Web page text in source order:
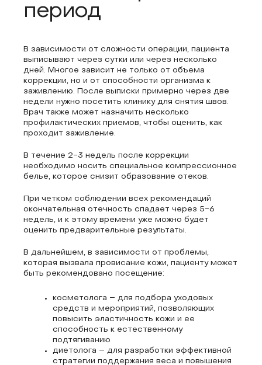
период
В зависимости от сложности операции, пациента
выписывают через сутки или через несколько
дней. Многое зависит не только от объема
коррекции, но и от способности организма к
заживлению. После выписки примерно через две
недели нужно посетить клинику для снятия швов.
Врач также может назначить несколько
профилактических приемов, чтобы оценить, как
проходит заживление.
В течение 2-3 недель после коррекции
необходимо носить специальное компрессионное
белье, которое снизит образование отеков.
При четком соблюдении всех рекомендаций
окончательная отечность спадает через 5-6
недель, и к этому времени уже можно будет
оценить предварительные результаты.
В дальнейшем, в зависимости от проблемы,
которая вызвала провисание кожи, пациенту может
быть рекомендовано посещение:
косметолога – для подбора уходовых
средств и мероприятий, позволяющих
повысить эластичность кожи и ее
способность к естественному
подтягиванию
диетолога – для разработки эффективной
стратегии поддержания веса и повышения